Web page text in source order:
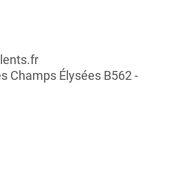
Champs Élysées B562 -